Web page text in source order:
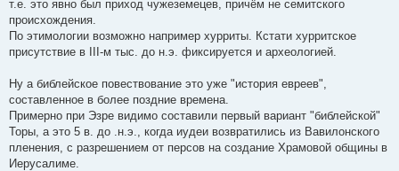
т.е. это явно был приход чужеземецев, причём не семитского
происхождения.
По этимологии возможно например хурриты. Кстати хурритское
присутствие в III-м тыс. до н.э. фиксируется и археологией.
Ну а библейское повествование это уже "история евреев",
составленное в более поздние времена.
Примерно при Эзре видимо составили первый вариант "библейской"
Торы, а это 5 в. до .н.э., когда иудеи возвратились из Вавилонского
пленения, с разрешением от персов на создание Храмовой общины в
Иерусалиме.